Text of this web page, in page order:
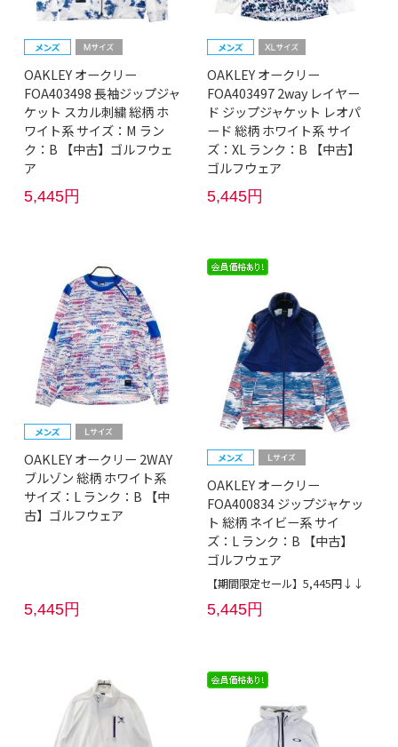
OAKLEY オークリー
FOA403498 長袖ジップジャ
ケット スカル刺繍 総柄 ホ
ワイト系 サイズ：M ラン
ク：B 【中古】ゴルフウェ
ア
5,445円
OAKLEY オークリー
FOA403497 2way レイヤー
ド ジップジャケット レオパ
ード 総柄 ホワイト系 サイ
ズ：XL ランク：B 【中古】
ゴルフウェア
5,445円
OAKLEY オークリー 2WAY
ブルゾン 総柄 ホワイト系
サイズ：L ランク：B 【中
古】ゴルフウェア
5,445円
OAKLEY オークリー
FOA400834 ジップジャケッ
ト 総柄 ネイビー系 サイ
ズ：L ランク：B 【中古】
ゴルフウェア
【期間限定セール】5,445円↓↓
5,445円